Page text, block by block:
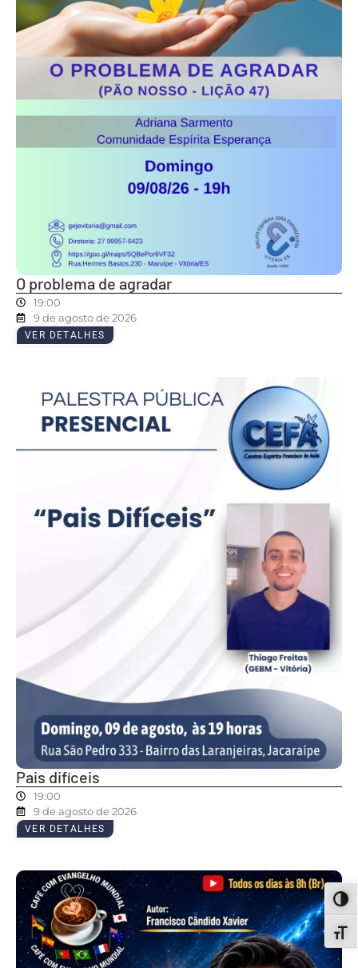
O problema de agradar
19:00
9 de agosto de 2026
VER DETALHES
Pais difíceis
19:00
9 de agosto de 2026
VER DETALHES